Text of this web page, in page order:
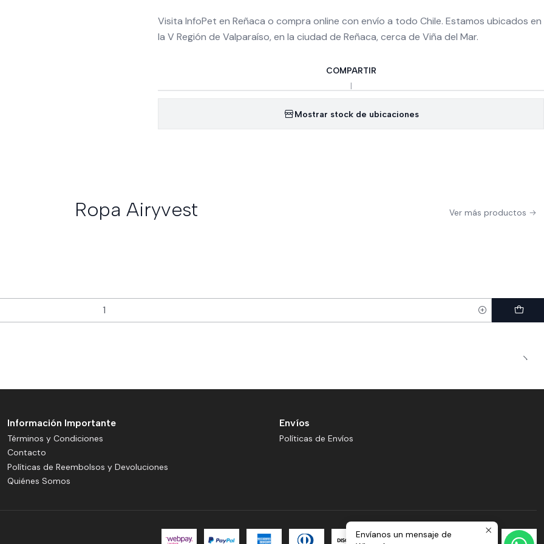
Visita InfoPet en Reñaca o compra online con envío a todo Chile. Estamos ubicados en
la V Región de Valparaíso, en la ciudad de Reñaca, cerca de Viña del Mar.
COMPARTIR
|
Mostrar stock de ubicaciones
Ropa Airyvest Ver más productos
Información Importante
Términos y Condiciones
Contacto
Políticas de Reembolsos y Devoluciones
Quiénes Somos
Envíos
Políticas de Envíos
Envíanos un mensaje de